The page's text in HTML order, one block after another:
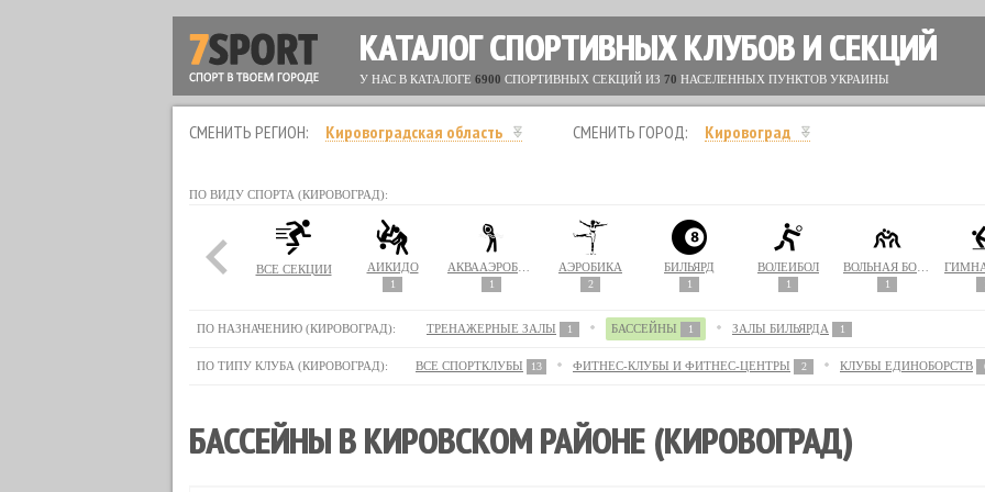
КАТАЛОГ СПОРТИВНЫХ КЛУБОВ И СЕКЦИЙ
У НАС В КАТАЛОГЕ 6900 СПОРТИВНЫХ СЕКЦИЙ ИЗ 70 НАСЕЛЕННЫХ ПУНКТОВ УКРАИНЫ
СМЕНИТЬ РЕГИОН: Кировоградская область СМЕНИТЬ ГОРОД: Кировоград
ПО ВИДУ СПОРТА (КИРОВОГРАД):
ВСЕ СЕКЦИИ АЙКИДО
1 1
АЭРОБИКА
2
БИЛЬЯРД
1
ВОЛЕЙБОЛ
1 1
ПО НАЗНАЧЕНИЮ (КИРОВОГРАД): ТРЕНАЖЕРНЫЕ ЗАЛЫ 1 БАССЕЙНЫ 1 ЗАЛЫ БИЛЬЯРДА 1
ПО ТИПУ КЛУБА (КИРОВОГРАД): ВСЕ СПОРТКЛУБЫ 13 ФИТНЕС-КЛУБЫ И ФИТНЕС-ЦЕНТРЫ 2 КЛУБЫ ЕДИНОБОРСТВ
БАССЕЙНЫ В КИРОВСКОМ РАЙОНЕ (КИРОВОГРАД)